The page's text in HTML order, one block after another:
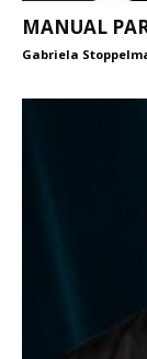
MANUAL
Gabriela